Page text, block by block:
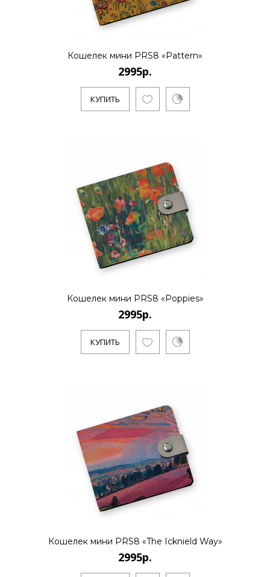
..
2995р.
..
КУПИТЬ
2995р.
2995р.
..
КУПИТЬ
Кошелек мини PRS8 «Pattern»
2995р.
КУПИТЬ
Кошелек мини PRS8 «Poppies»
2995р.
КУПИТЬ
Кошелек мини PRS8 «The Icknield Way»
2995р.